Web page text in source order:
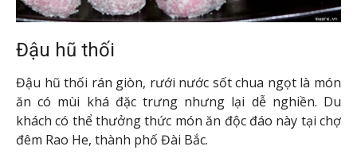
Bánh Gua Bao được coi là món hamburger của Đài
nhuyễn, bắp cải muối và lạc vụn. Sự kết hợp tinh tế
quên nếu một lần được thưởng thức.